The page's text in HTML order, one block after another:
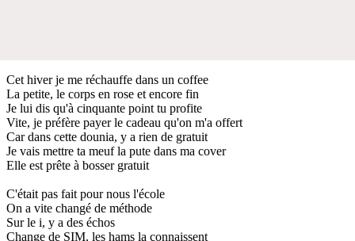
Cet hiver je me réchauffe dans un coffee
La petite, le corps en rose et encore fin
Je lui dis qu'à cinquante point tu profite
Vite, je préfère payer le cadeau qu'on m'a offert
Car dans cette dounia, y a rien de gratuit
Je vais mettre ta meuf la pute dans ma cover
Elle est prête à bosser gratuit
C'était pas fait pour nous l'école
On a vite changé de méthode
Sur le i, y a des échos
Change de SIM, les hams la connaissent